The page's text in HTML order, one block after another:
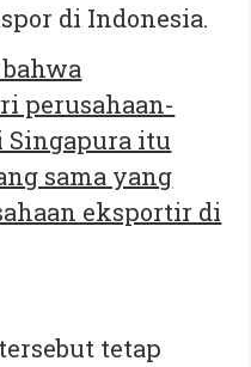
di Indonesia.
perusahaan-
Singapura itu
sama yang
eksportir di
tetap